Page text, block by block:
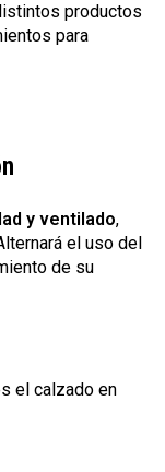
productos
para
y ventilado,
el uso del
de su
el calzado en